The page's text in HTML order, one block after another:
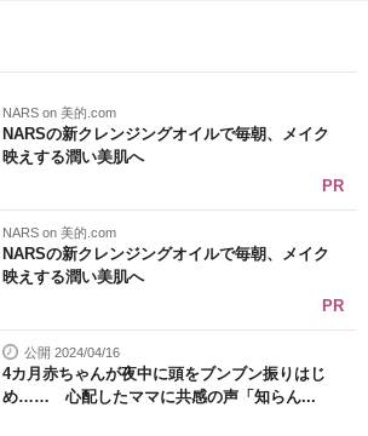
NARS on 美的.com
NARSの新クレンジングオイルで毎朝、メイク
映えする潤い美肌へ
PR
NARS on 美的.com
NARSの新クレンジングオイルで毎朝、メイク
映えする潤い美肌へ
PR
公開 2024/04/16
4カ月赤ちゃんが夜中に頭をブンブン振りはじ
め…… 心配したママに共感の声「知らん...